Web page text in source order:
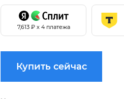
7,613₽ х 4 платежа
Купить сейчас